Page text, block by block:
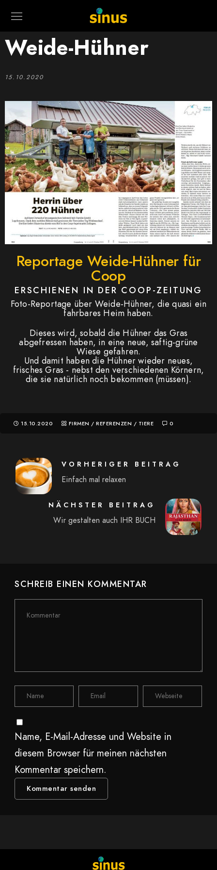
Weide-Hühner
15.10.2020
Reportage Weide-Hühner für
Coop
ERSCHIENEN IN DER COOP-ZEITUNG
Foto-Reportage über Weide-Hühner, die quasi ein
fahrbares Heim haben.
Dieses wird, sobald die Hühner das Gras
abgefressen haben, in eine neue, saftig-grüne
Wiese gefahren.
Und damit haben die Hühner wieder neues,
frisches Gras - nebst den verschiedenen Körnern,
die sie natürlich noch bekommen (müssen).
15.10.2020 FIRMEN / REFERENZEN / TIERE 0
VORHERIGER BEITRAG
Einfach mal relaxen
NÄCHSTER BEITRAG
Wir gestalten auch IHR BUCH
SCHREIB EINEN KOMMENTAR
Name, E-Mail-Adresse und Website in
diesem Browser für meinen nächsten
Kommentar speichern.